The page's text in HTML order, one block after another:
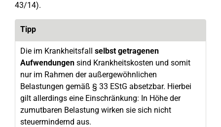
43/14).
Tipp
Die im Krankheitsfall selbst getragenen
Aufwendungen sind Krankheitskosten und somit
nur im Rahmen der außergewöhnlichen
Belastungen gemäß § 33 EStG absetzbar. Hierbei
gilt allerdings eine Einschränkung: In Höhe der
zumutbaren Belastung wirken sie sich nicht
steuermindernd aus.